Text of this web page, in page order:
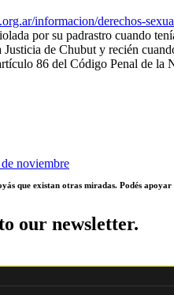
informacion/derechos-
por su padrastro cuando
de Chubut y recién
86 del Código Penal de la
noviembre
que existan otras miradas. Podés
our newsletter.